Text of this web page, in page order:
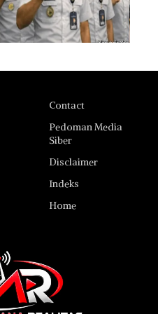
Contact
Pedoman Media
Siber
Disclaimer
Indeks
Home